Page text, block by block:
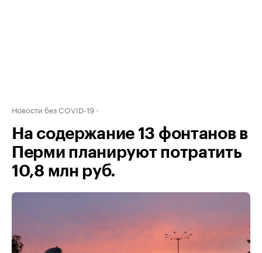
Новости без COVID-19
На содержание 13 фонтанов в
Перми планируют потратить
10,8 млн руб.